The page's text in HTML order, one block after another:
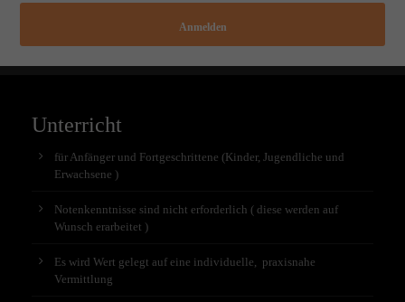
Anmelden
Unterricht
für Anfänger und Fortgeschrittene (Kinder, Jugendliche und
Erwachsene )
Notenkenntnisse sind nicht erforderlich ( diese werden auf
Wunsch erarbeitet )
Es wird Wert gelegt auf eine individuelle, praxisnahe
Vermittlung